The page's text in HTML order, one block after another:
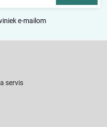
e-mailom
servis